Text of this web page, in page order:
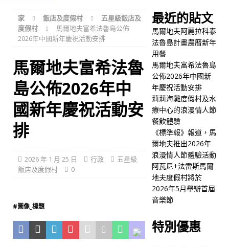
農曆新年用餐
五星級飯
店及度假村
[ 2026 年 1 月 25 日 ]
馬爾
地夫富希法魯島公佈2026年
中國新年慶祝活動安排
五星級飯店及度假村
漫情人節餐飲體驗
五星
2026年浪漫情人節體驗活動
家 飯店及度假村
五星級飯店及
度假村
馬爾地夫富希法魯島公佈
2026年中國新年慶祝活動安排
馬爾地夫富希法魯
島公佈2026年中
國新年慶祝活動安
排
2026 年 1 月 25 日 行政
五星級
飯店及度假村
0
#圖像_標題
最近的貼文
馬爾地夫阿麗拉科泰
法魯島計畫農曆新年
用餐
馬爾地夫富希法魯島
公佈2026年中國新
年慶祝活動安排
莉莉海灘度假村及水
療中心的浪漫情人節
餐飲體驗
《標準報》報道，馬
爾地夫推出2026年
浪漫情人節體驗活動
阿瓦尼+法雷斯馬爾
地夫度假村將於
2026年5月舉辦首屆
音樂節
特別優惠